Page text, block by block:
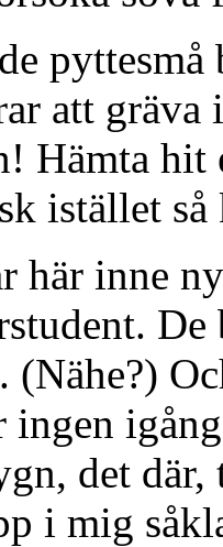
att gräva
Hämta hit
istället så
här inne
(Nähe?)
ingen
det
i mig